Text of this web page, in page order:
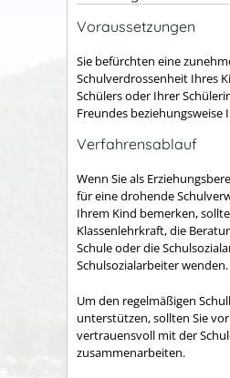
Voraussetzungen
Sie befürchten eine
Schulverdrossenheit Ihres
Schülers oder Ihrer
Freundes beziehungsweise
Verfahrensablauf
Wenn Sie als
für eine drohende
Ihrem Kind bemerken,
Klassenlehrkraft, die
Schule oder die
Schulsozialarbeiter wenden.
Um den regelmäßigen
unterstützen, sollten Sie
vertrauensvoll mit der
zusammenarbeiten.